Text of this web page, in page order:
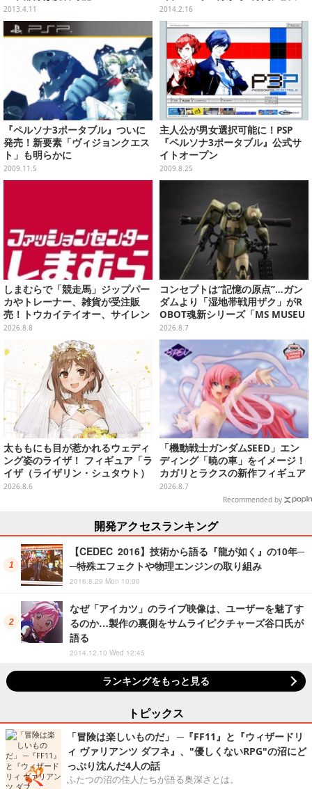
2013.4.11
て放映
2014.2.16
『ペルソナ3ポータブル』ついに
発売！新要素「ヴィジョンクエス
ト」も明らかに
2009.11.5
主人公が男女選択可能に！PSP
『ペルソナ3ポータブル』公式サ
イトオープン
2009.8.25
しまむらで「競走馬」ジップパー
カやトレーナー、雑貨が受注販
売！トウカイテイオー、サイレン
ススズカなど名馬をデザイン
2026.8.8
コンセプトは“記憶の原点”…ガン
ダムより「湿地帯戦用ザク」がR
OBOT魂新シリーズ「MS MUSEU
M」で商品化！博物館イメージの
ベースも注目
2026.8.7
太ももにも目が惹かれるウェディ
ング姿のライザ！ フィギュア「ラ
イザ（ライザリン・シュタウト）
ウェディングStyle」が8月7日よ
2026.8.6
「機動戦士ガンダムSEED」エン
ディング「暁の車」をイメージ！
カガリとラクスの新作フィギュア
がプライズに
2026.8.7
Recommended by
開発アクセスランキング
【CEDEC 2016】技術から語る『龍が如く』の10年─
─特殊エフェクトや物理エンジンの取り組み
2016.8.29 Mon 10:00
なぜ「アイカツ」のライブ映像は、ユーザーを魅了す
るのか…製作の裏側をサムライピクチャーズ谷口氏が
語る
2014.12.10 Wed 12:45
ランキングをもっと見る
トピックス
「冒険は楽しいものだ」 ─『FF11』と『ウィザードリ
ィ ヴァリアンツ ダフネ』、"優しくないRPG"の沼にど
っぷり沈んだ4人の話
ふたつの沼の住人たちが語る奥深さとは。